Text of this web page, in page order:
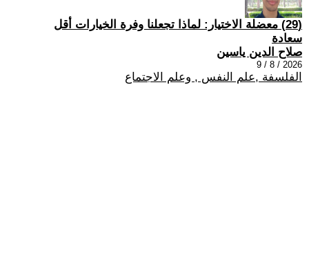
(29) معضلة الاختيار: لماذا تجعلنا وفرة الخيارات أقل
سعادة
صلاح الدين ياسين
2026 / 8 / 9
الفلسفة ,علم النفس , وعلم الاجتماع